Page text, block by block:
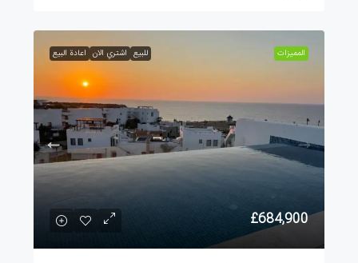
الممیزات للبيع اشتري الان اعادة البيع
£684,900